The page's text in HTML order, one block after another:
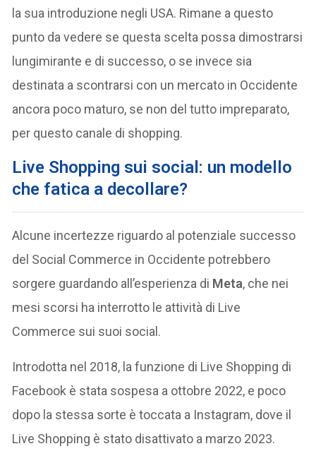
la sua introduzione negli USA. Rimane a questo
punto da vedere se questa scelta possa dimostrarsi
lungimirante e di successo, o se invece sia
destinata a scontrarsi con un mercato in Occidente
ancora poco maturo, se non del tutto impreparato,
per questo canale di shopping.
Live Shopping sui social: un modello
che fatica a decollare?
Alcune incertezze riguardo al potenziale successo
del Social Commerce in Occidente potrebbero
sorgere guardando all’esperienza di Meta, che nei
mesi scorsi ha interrotto le attività di Live
Commerce sui suoi social.
Introdotta nel 2018, la funzione di Live Shopping di
Facebook è stata sospesa a ottobre 2022, e poco
dopo la stessa sorte è toccata a Instagram, dove il
Live Shopping è stato disattivato a marzo 2023.